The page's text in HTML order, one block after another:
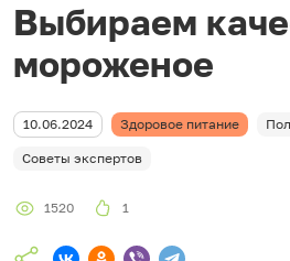
Выбираем
мороженое
10.06.2024 Здоровое питание
Советы экспертов
1520 1